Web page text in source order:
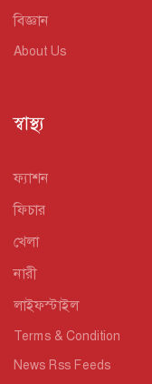
বিজ্ঞান
About Us
স্বাস্থ্য
ফ্যাশন
ফিচার
খেলা
নারী
লাইফস্টাইল
Terms & Condition
News Rss Feeds